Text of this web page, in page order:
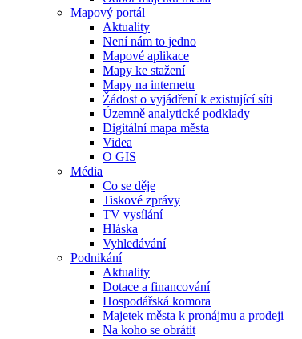
Mapový portál
Aktuality
Není nám to jedno
Mapové aplikace
Mapy ke stažení
Mapy na internetu
Žádost o vyjádření k existující síti
Územně analytické podklady
Digitální mapa města
Videa
O GIS
Média
Co se děje
Tiskové zprávy
TV vysílání
Hláska
Vyhledávání
Podnikání
Aktuality
Dotace a financování
Hospodářská komora
Majetek města k pronájmu a prodeji
Na koho se obrátit